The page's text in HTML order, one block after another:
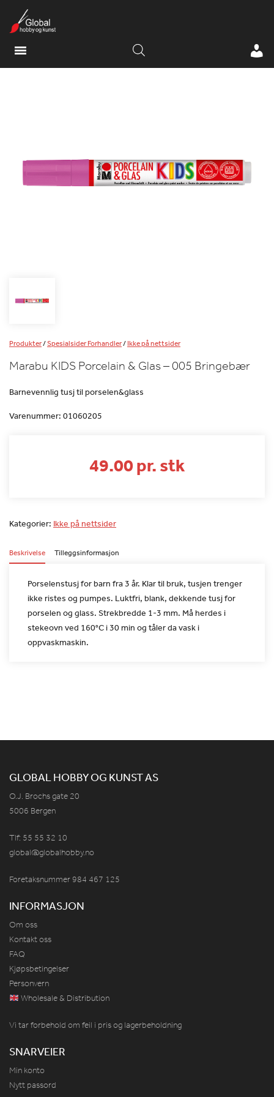
Produkter/Spesialsider Forhandler/Ikke på nettsider
Marabu KIDS Porcelain & Glas – 005 Bringebær
Barnevennlig tusj til porselen&glass
Varenummer: 01060205
49.00 pr. stk
Kategorier: Ikke på nettsider
Beskrivelse Tilleggsinformasjon
Porselenstusj for barn fra 3 år. Klar til bruk, tusjen trenger
ikke ristes og pumpes. Luktfri, blank, dekkende tusj for
porselen og glass. Strekbredde 1-3 mm. Må herdes i
stekeovn ved 160°C i 30 min og tåler da vask i
oppvaskmaskin.
GLOBAL HOBBY OG KUNST AS
O.J. Brochs gate 20
5006 Bergen
Tlf: 55 55 32 10
global@globalhobby.no
Foretaksnummer 984 467 125
INFORMASJON
Om oss
Kontakt oss
FAQ
Kjøpsbetingelser
Personvern
Wholesale & Distribution
Vi tar forbehold om feil i pris og lagerbeholdning
SNARVEIER
Min konto
Nytt passord